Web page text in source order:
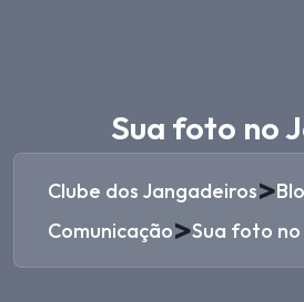
Sua foto no
Clube dos Jangadeiros>
Comunicação>Sua foto no